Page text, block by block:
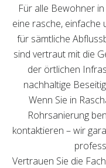
Für alle Bewohner
eine rasche, einfache
für sämtliche
sind vertraut mit die
der örtlichen
nachhaltige
Wenn Sie in
Rohrsanierung
kontaktieren – wir
Vertrauen Sie die